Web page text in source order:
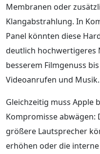
Membranen oder
Klangabstrahlung. In
Panel könnten diese
deutlich
besserem Filmgenuss
Videoanrufen und Musik.
Gleichzeitig muss Apple
Kompromisse
größere Lautsprecher
erhöhen oder die